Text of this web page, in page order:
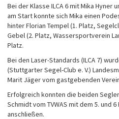
Bei der Klasse ILCA 6 mit Mika Hyner
am Start konnte sich Mika einen
hinter Florian Tempel (1. Platz,
Gebel (2. Platz, Wassersportverein
Platz.
Bei den Laser-Standards (ILCA 7)
(Stuttgarter Segel-Club e. V.)
Marit Jäger vom gastgebenden
Erfolgreich konnten die beiden
Schmidt vom TVWAS mit dem 5. und
anschließen.